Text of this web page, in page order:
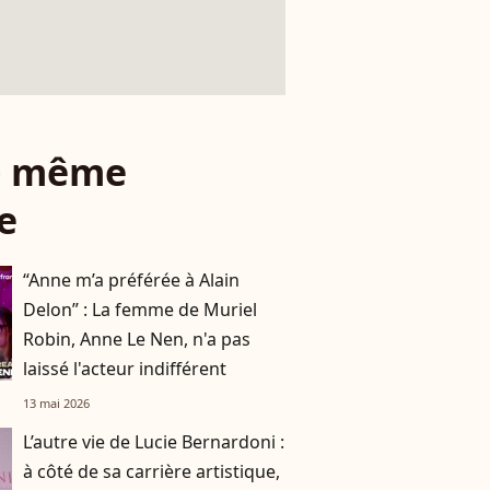
même
“Anne m’a préférée à Alain
Delon” : La femme de Muriel
Robin, Anne Le Nen, n'a pas
laissé l'acteur indifférent
13 mai 2026
L’autre vie de Lucie Bernardoni :
à côté de sa carrière artistique,